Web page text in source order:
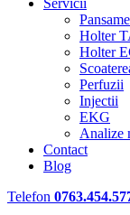
Servicii
Holter
Holter
Perfuzii
Injectii
EKG
Analize
Contact
Blog
Telefon